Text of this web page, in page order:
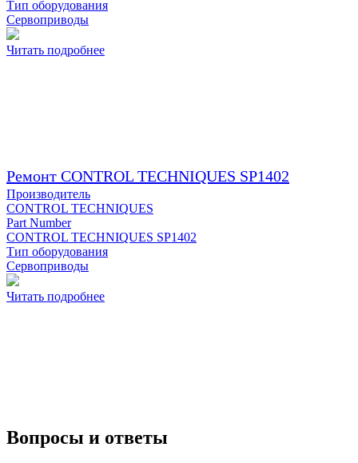
Тип оборудования
Сервоприводы
Читать подробнее
Ремонт CONTROL TECHNIQUES SP1402
Производитель
CONTROL TECHNIQUES
Part Number
CONTROL TECHNIQUES SP1402
Тип оборудования
Сервоприводы
Читать подробнее
Вопросы и ответы